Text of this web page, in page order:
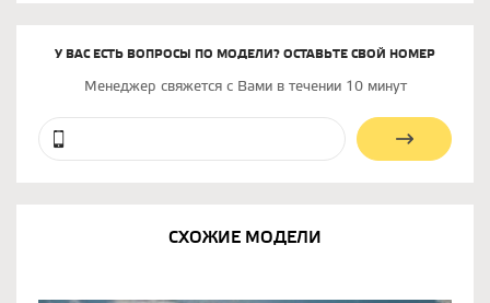
У ВАС ЕСТЬ ВОПРОСЫ ПО МОДЕЛИ? ОСТАВЬТЕ СВОЙ НОМЕР
Менеджер свяжется с Вами в течении 10 минут
СХОЖИЕ МОДЕЛИ